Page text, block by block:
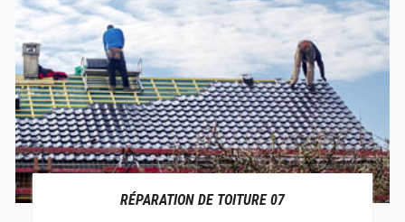
RÉPARATION DE TOITURE 07